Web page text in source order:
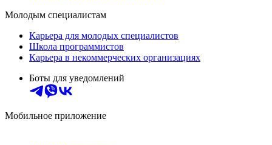
Молодым специалистам
Карьера для молодых специалистов
Школа программистов
Карьера в некоммерческих организациях
Боты для уведомлений
Мобильное приложение